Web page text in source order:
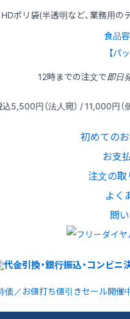
HDポリ袋(半透明など、業務用の
食品
【パ
12時までの注文で即日
込5,500円（法人宛） / 11,000円
初めての
お支
注文の取
よく
問
価／お値打ち値引きセール開催